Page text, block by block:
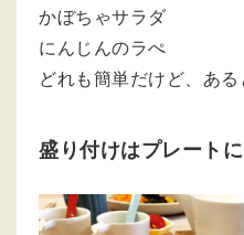
かぼちゃサラダ
にんじんのラぺ
どれも簡単だけど、あ
盛り付けはプレートに